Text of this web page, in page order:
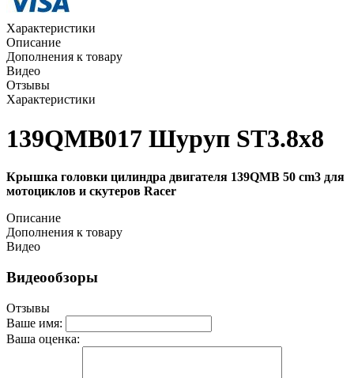
Характеристики
Описание
Дополнения к товару
Видео
Отзывы
Характеристики
139QMB017 Шуруп ST3.8х8
Крышка головки цилиндра двигателя 139QMB 50 cm3 для
мотоциклов и скутеров Racer
Описание
Дополнения к товару
Видео
Видеообзоры
Отзывы
Ваше имя:
Ваша оценка: